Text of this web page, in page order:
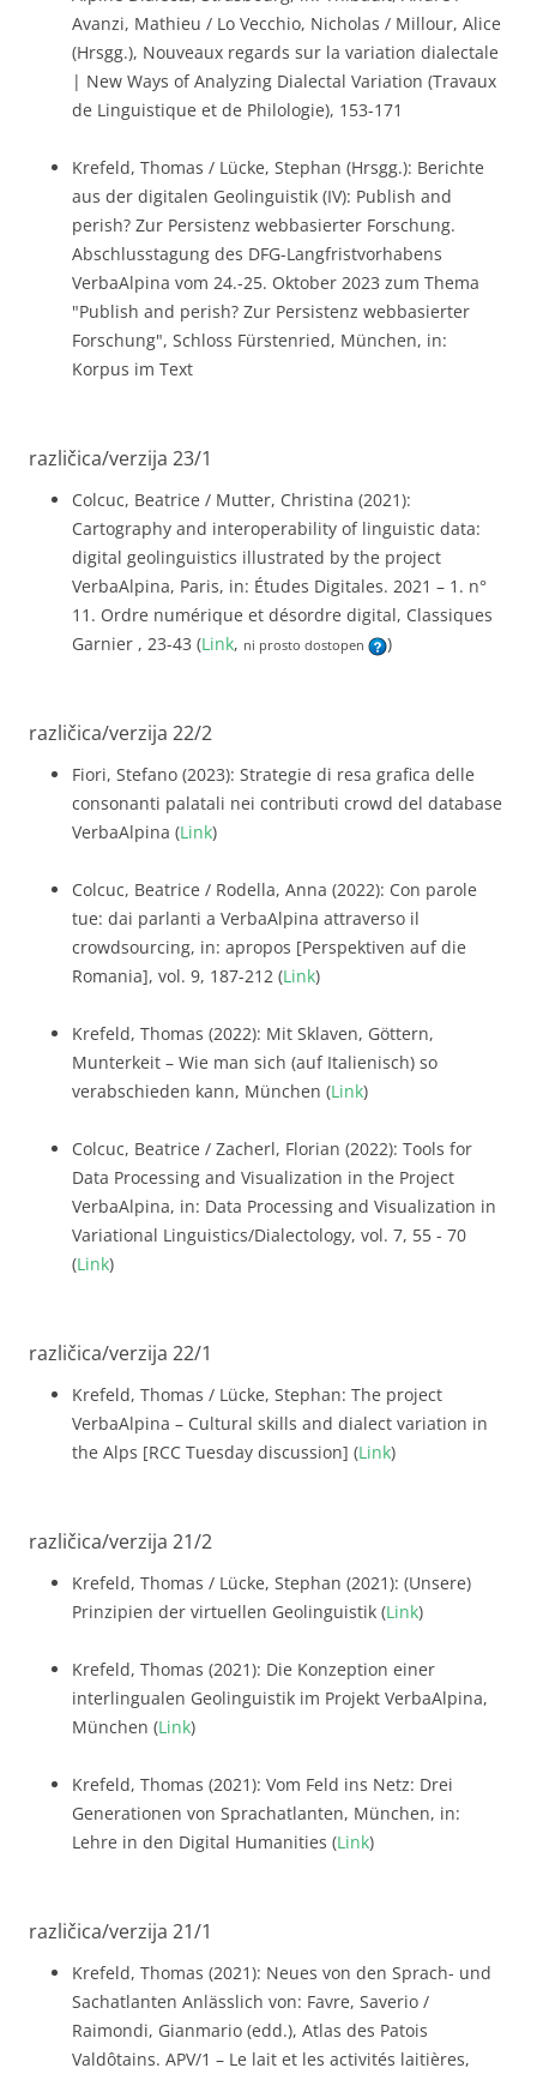
Avanzi, Mathieu / Lo Vecchio, Nicholas / Millour, Alice
(Hrsgg.), Nouveaux regards sur la variation dialectale
| New Ways of Analyzing Dialectal Variation (Travaux
de Linguistique et de Philologie), 153-171
Krefeld, Thomas / Lücke, Stephan (Hrsgg.): Berichte
aus der digitalen Geolinguistik (IV): Publish and
perish? Zur Persistenz webbasierter Forschung.
Abschlusstagung des DFG-Langfristvorhabens
VerbaAlpina vom 24.-25. Oktober 2023 zum Thema
"Publish and perish? Zur Persistenz webbasierter
Forschung", Schloss Fürstenried, München, in:
Korpus im Text
različica/verzija 23/1
Colcuc, Beatrice / Mutter, Christina (2021):
Cartography and interoperability of linguistic data:
digital geolinguistics illustrated by the project
VerbaAlpina, Paris, in: Études Digitales. 2021 – 1. n°
11. Ordre numérique et désordre digital, Classiques
Garnier , 23-43 (Link, ni prosto dostopen )
različica/verzija 22/2
Fiori, Stefano (2023): Strategie di resa grafica delle
consonanti palatali nei contributi crowd del database
VerbaAlpina (Link)
Colcuc, Beatrice / Rodella, Anna (2022): Con parole
tue: dai parlanti a VerbaAlpina attraverso il
crowdsourcing, in: apropos [Perspektiven auf die
Romania], vol. 9, 187-212 (Link)
Krefeld, Thomas (2022): Mit Sklaven, Göttern,
Munterkeit – Wie man sich (auf Italienisch) so
verabschieden kann, München (Link)
Colcuc, Beatrice / Zacherl, Florian (2022): Tools for
Data Processing and Visualization in the Project
VerbaAlpina, in: Data Processing and Visualization in
Variational Linguistics/Dialectology, vol. 7, 55 - 70
(Link)
različica/verzija 22/1
Krefeld, Thomas / Lücke, Stephan: The project
VerbaAlpina – Cultural skills and dialect variation in
the Alps [RCC Tuesday discussion] (Link)
različica/verzija 21/2
Krefeld, Thomas / Lücke, Stephan (2021): (Unsere)
Prinzipien der virtuellen Geolinguistik (Link)
Krefeld, Thomas (2021): Die Konzeption einer
interlingualen Geolinguistik im Projekt VerbaAlpina,
München (Link)
Krefeld, Thomas (2021): Vom Feld ins Netz: Drei
Generationen von Sprachatlanten, München, in:
Lehre in den Digital Humanities (Link)
različica/verzija 21/1
Krefeld, Thomas (2021): Neues von den Sprach- und
Sachatlanten Anlässlich von: Favre, Saverio /
Raimondi, Gianmario (edd.), Atlas des Patois
Valdôtains. APV/1 – Le lait et les activités laitières,